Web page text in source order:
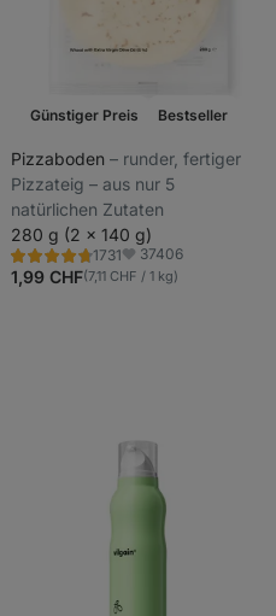
Günstiger Preis Bestseller
Pizzaboden ⁠–⁠ runder, fertiger
Pizzateig – aus nur 5
natürlichen Zutaten
280 g (2 x 140 g)
1731
Bewertung
4.8/5,
1731
Favoriten
37406
1,99 CHF(7,11 CHF / 1 kg)